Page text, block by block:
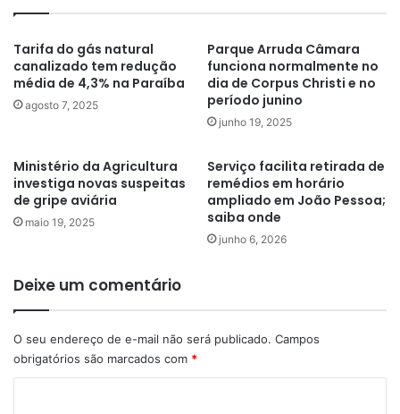
Tarifa do gás natural
canalizado tem redução
média de 4,3% na Paraíba
agosto 7, 2025
Parque Arruda Câmara
funciona normalmente no
dia de Corpus Christi e no
período junino
junho 19, 2025
Ministério da Agricultura
investiga novas suspeitas
de gripe aviária
maio 19, 2025
Serviço facilita retirada de
remédios em horário
ampliado em João Pessoa;
saiba onde
junho 6, 2026
Deixe um comentário
O seu endereço de e-mail não será publicado. Campos
obrigatórios são marcados com *